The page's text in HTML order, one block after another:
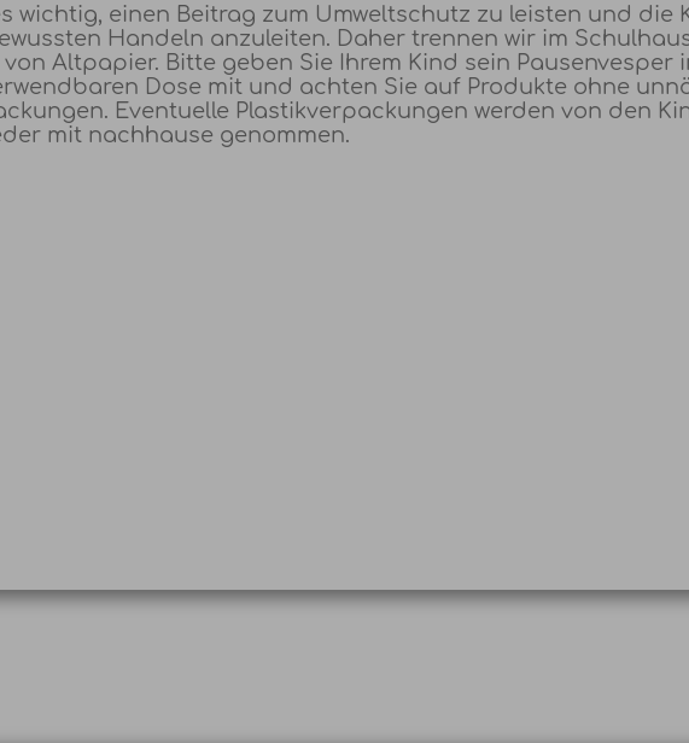
wichtig, einen Beitrag zum Umweltschutz zu leisten und die
Handeln anzuleiten. Daher trennen wir im
von Altpapier. Bitte geben Sie Ihrem Kind sein Pausenvesper
Dose mit und achten Sie auf Produkte ohne
Eventuelle Plastikverpackungen werden von den
mit nachhause genommen.